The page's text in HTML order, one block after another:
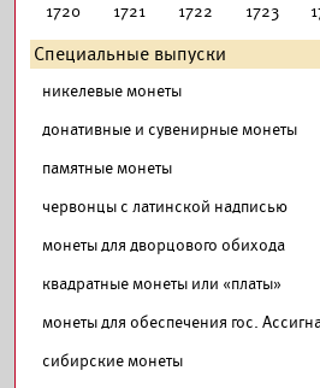
1720
1721 1722 1723
Специальные выпуски
никелевые монеты
донативные и сувенирные монеты
памятные монеты
червонцы с латинской надписью
монеты для дворцового обихода
квадратные монеты или «платы»
монеты для обеспечения гос.
сибирские монеты